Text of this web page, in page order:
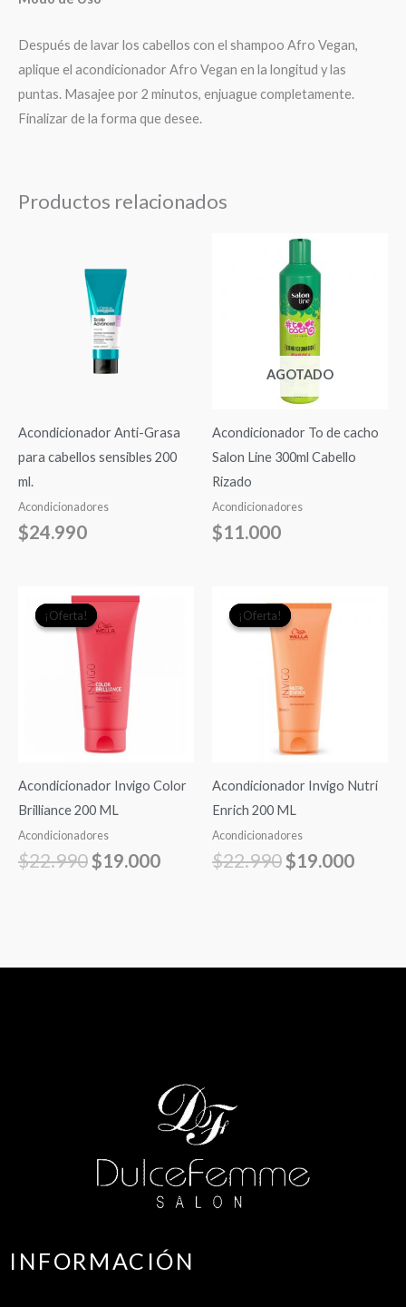
Después de lavar los cabellos con el shampoo Afro Vegan,
aplique el acondicionador Afro Vegan en la longitud y las
puntas. Masajee por 2 minutos, enjuague completamente.
Finalizar de la forma que desee.
Productos relacionados
Acondicionador Anti-Grasa
para cabellos sensibles 200
ml.
Acondicionadores
$24.990
AGOTADO
Acondicionador To de cacho
Salon Line 300ml Cabello
Rizado
Acondicionadores
$11.000
¡Oferta!
¡Oferta!
Acondicionador Invigo Color
Brilliance 200 ML
Acondicionadores
$22.990
El
precio
original
era:
$22.990.
$19.000
¡Oferta!
¡Oferta!
Acondicionador Invigo Nutri
Enrich 200 ML
Acondicionadores
$22.990
El
precio
original
era:
$22.990.
$19.000
INFORMACIÓN